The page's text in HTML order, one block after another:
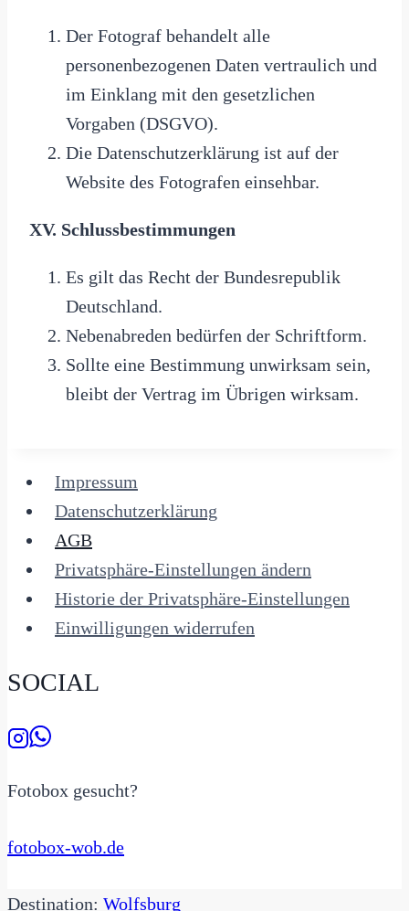
Der Fotograf behandelt alle
personenbezogenen Daten vertraulich und
im Einklang mit den gesetzlichen
Vorgaben (DSGVO).
Die Datenschutzerklärung ist auf der
Website des Fotografen einsehbar.
XV. Schlussbestimmungen
Es gilt das Recht der Bundesrepublik
Deutschland.
Nebenabreden bedürfen der Schriftform.
Sollte eine Bestimmung unwirksam sein,
bleibt der Vertrag im Übrigen wirksam.
Impressum
Datenschutzerklärung
AGB
Privatsphäre-Einstellungen ändern
Historie der Privatsphäre-Einstellungen
Einwilligungen widerrufen
SOCIAL
Fotobox gesucht?
fotobox-wob.de
Destination: Wolfsburg